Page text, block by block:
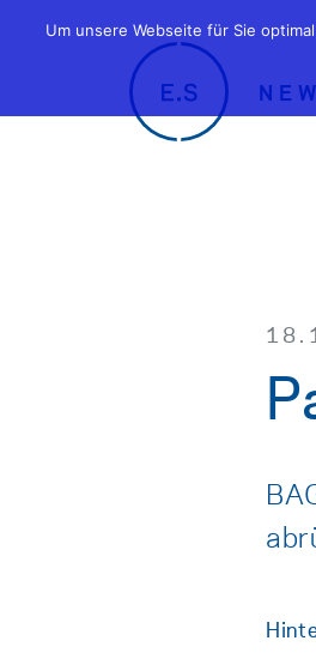
Um unsere Webseite für Sie